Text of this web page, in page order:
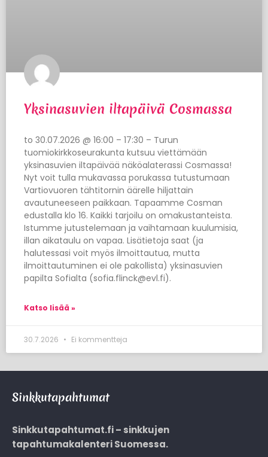
Yksinasuvien iltapäivä Cosmassa
to 30.07.2026 @ 16:00 – 17:30 – Turun
tuomiokirkkoseurakunta kutsuu viettämään
yksinasuvien iltapäivää näköalaterassi Cosmassa!
Nyt voit tulla mukavassa porukassa tutustumaan
Vartiovuoren tähtitornin äärelle hiljattain
avautuneeseen paikkaan. Tapaamme Cosman
edustalla klo 16. Kaikki tarjoilu on omakustanteista.
Istumme jutustelemaan ja vaihtamaan kuulumisia,
illan aikataulu on vapaa. Lisätietoja saat (ja
halutessasi voit myös ilmoittautua, mutta
ilmoittautuminen ei ole pakollista) yksinasuvien
papilta Sofialta (sofia.flinck@evl.fi).
Katso lisää »
30.7.2026 Ei kommentteja
Sinkkutapahtumat
Sinkkutapahtumat.fi – sinkkujen
tapahtumakalenteri Suomessa.